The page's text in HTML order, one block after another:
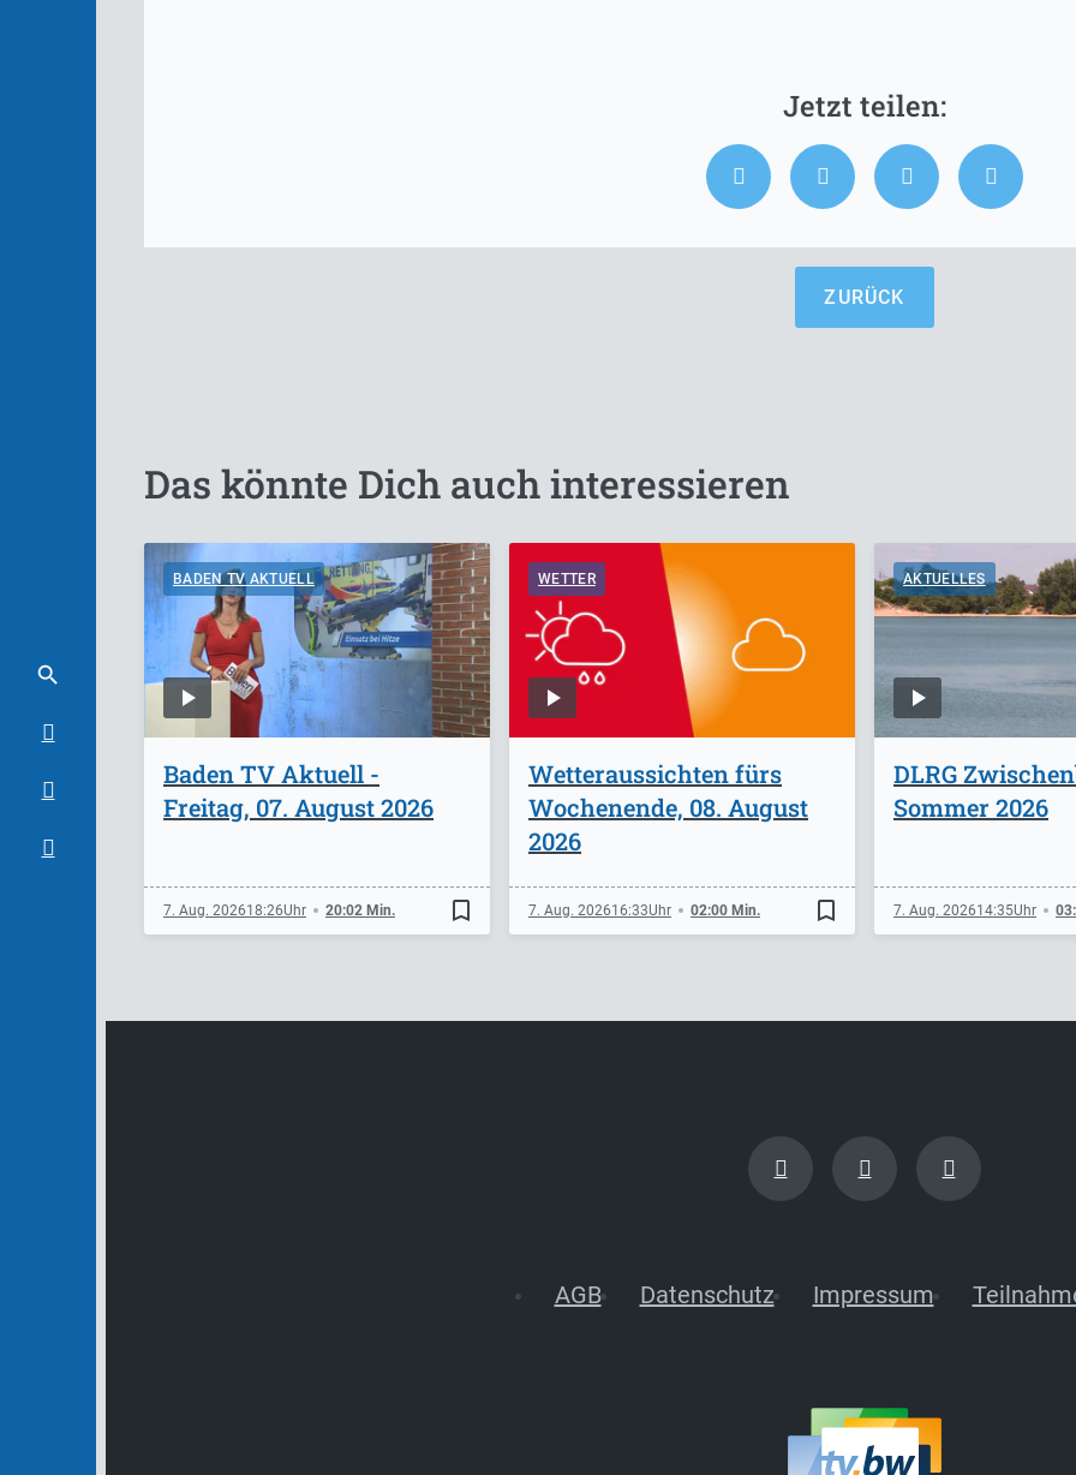
ZURÜCK
Das könnte Dich auch interessieren
BADEN TV AKTUELL
Baden TV Aktuell -
Freitag, 07. August 2026
7. Aug. 202618:26 20:02 Min. bookmark_border
WETTER
Wetteraussichten fürs
Wochenende, 08. August
2026
7. Aug. 202616:33 02:00 Min. bookmark_border
AKTUELLES
DLRG
Sommer 2026
7. Aug. 202614:35
AGB Datenschutz Impressum